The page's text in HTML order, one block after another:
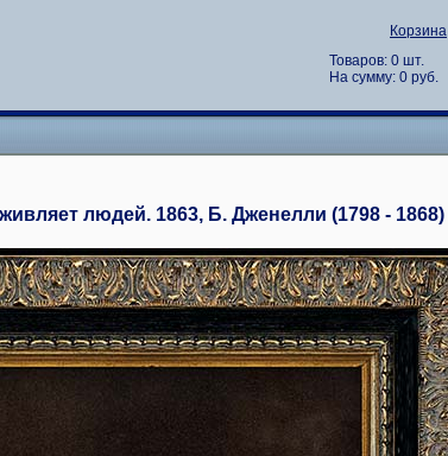
Корзина
Товаров: 0 шт.
На сумму: 0 руб.
людей. 1863, Б. Дженелли (1798 - 1868)